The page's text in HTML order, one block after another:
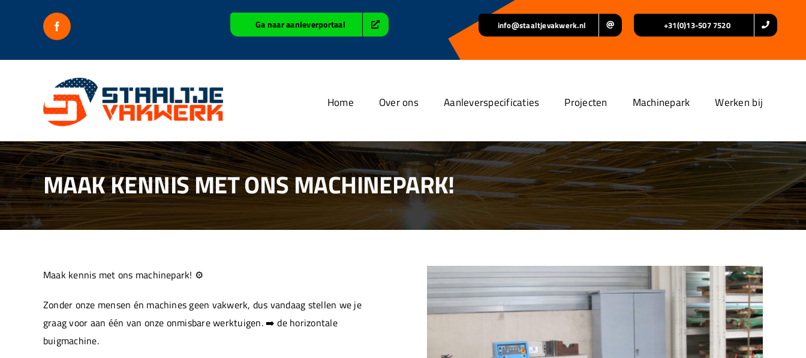
Ga naar aanleverportaal info@staaltjevakwerk.nl +31(0)13-507 7520
Home Over ons Aanleverspecificaties Projecten Machinepark Werken bij
MAAK KENNIS MET ONS MACHINEPARK!
Maak kennis met ons machinepark! ⚙️
Zonder onze mensen én machines geen vakwerk, dus vandaag stellen we je
graag voor aan één van onze onmisbare werktuigen. ➡️ de horizontale
buigmachine.